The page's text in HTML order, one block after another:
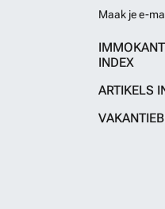
Maak je e-
INDEX
ARTIKELS